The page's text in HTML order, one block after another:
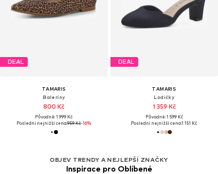
DEAL
TAMARIS
Baleríny
800 Kč
Původně: 1 999 Kč
Poslední nejnižší cena:959 Kč-16%
OBJEV TRENDY A NEJLEPŠÍ ZNAČKY
Inspirace pro Oblíbené
DEAL
TAMARIS
Lodičky
1 359 Kč
Původně: 1 599 Kč
Poslední nejnižší cena:1 151 Kč